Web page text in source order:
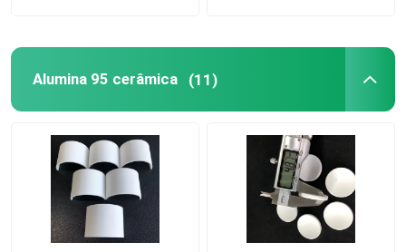
Cerâmico criativo
Alumina 95 cerâmica (11)